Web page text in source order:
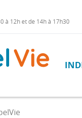
à 12h et de 14h à 17h30